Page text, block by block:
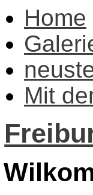
Home
Mit